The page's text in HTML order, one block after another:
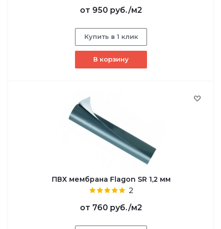
от 950 руб./м2
Купить в 1 клик
В корзину
ПВХ мембрана Flagon SR 1,2 мм
2
от 760 руб./м2